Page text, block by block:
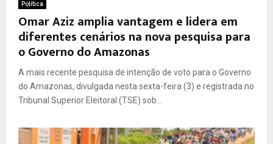
Política
Omar Aziz amplia vantagem e lidera em
diferentes cenários na nova pesquisa para
o Governo do Amazonas
A mais recente pesquisa de intenção de voto para o Governo
do Amazonas, divulgada nesta sexta-feira (3) e registrada no
Tribunal Superior Eleitoral (TSE) sob...